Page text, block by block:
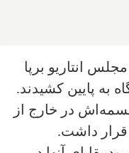
انتاریو برپا
به پایین کشیدند.
در خارج از